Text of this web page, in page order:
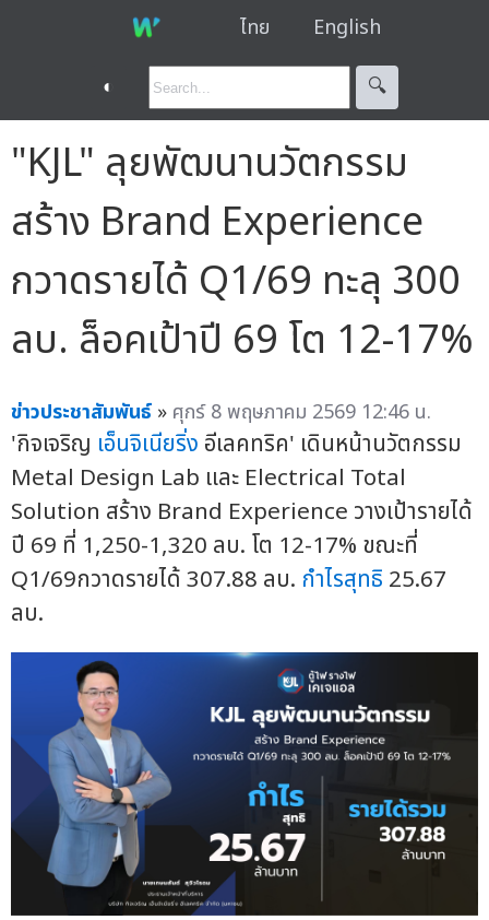
ไทย English
◐ 🔍︎
"KJL" ลุยพัฒนานวัตกรรม
สร้าง Brand Experience
กวาดรายได้ Q1/69 ทะลุ 300
ลบ. ล็อคเป้าปี 69 โต 12-17%
ข่าวประชาสัมพันธ์ » ศุกร์ 8 พฤษภาคม 2569 12:46 น.
'กิจเจริญ เอ็นจิเนียริ่ง อีเลคทริค' เดินหน้านวัตกรรม
Metal Design Lab และ Electrical Total
Solution สร้าง Brand Experience วางเป้ารายได้
ปี 69 ที่ 1,250-1,320 ลบ. โต 12-17% ขณะที่
Q1/69กวาดรายได้ 307.88 ลบ. กำไรสุทธิ 25.67
ลบ.